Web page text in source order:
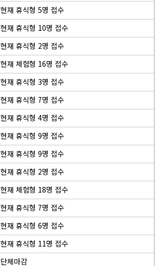
현재 휴식형 5명 접수
현재 휴식형 10명 접수
현재 휴식형 2명 접수
현재 체험형 16명 접수
현재 휴식형 3명 접수
현재 휴식형 7명 접수
현재 휴식형 4명 접수
현재 휴식형 9명 접수
현재 휴식형 9명 접수
현재 휴식형 2명 접수
현재 체험형 18명 접수
현재 휴식형 7명 접수
현재 휴식형 6명 접수
현재 휴식형 11명 접수
단체마감